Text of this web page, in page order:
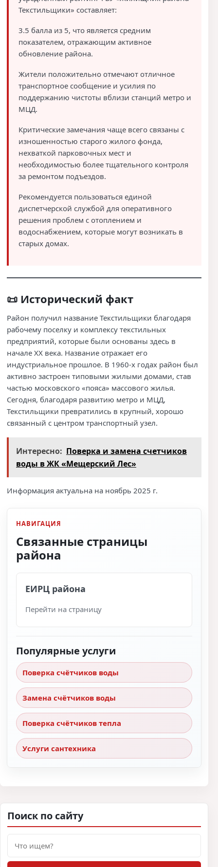
Текстильщики» составляет:
3.5 балла из 5, что является средним
показателем, отражающим активное
обновление района.
Жители положительно отмечают отличное
транспортное сообщение и усилия по
поддержанию чистоты вблизи станций метро и
МЦД.
Критические замечания чаще всего связаны с
изношенностью старого жилого фонда,
нехваткой парковочных мест и
необходимостью более тщательного контроля
за ремонтом подъездов.
Рекомендуется пользоваться единой
диспетчерской службой для оперативного
решения проблем с отоплением и
водоснабжением, которые могут возникать в
старых домах.
📜 Исторический факт
Район получил название Текстильщики благодаря
рабочему поселку и комплексу текстильных
предприятий, которые были основаны здесь в
начале XX века. Название отражает его
индустриальное прошлое. В 1960-х годах район был
активно застроен типовыми жилыми домами, став
частью московского «пояса» массового жилья.
Сегодня, благодаря развитию метро и МЦД,
Текстильщики превратились в крупный, хорошо
связанный с центром транспортный узел.
Интересно: Поверка и замена счетчиков
воды в ЖК «Мещерский Лес»
Информация актуальна на ноябрь 2025 г.
НАВИГАЦИЯ
Связанные страницы
района
ЕИРЦ района
Перейти на страницу
Популярные услуги
Поверка счётчиков воды
Замена счётчиков воды
Поверка счётчиков тепла
Услуги сантехника
Поиск по сайту